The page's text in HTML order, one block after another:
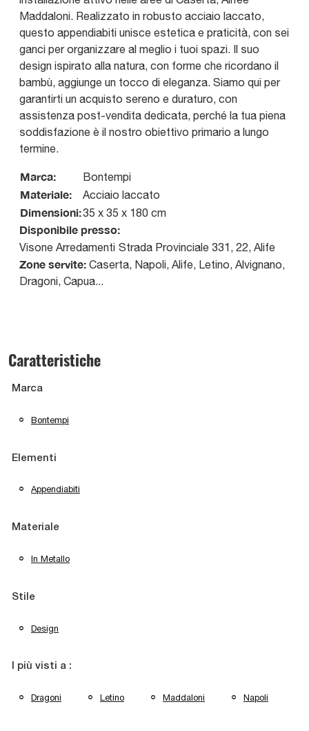
Maddaloni. Realizzato in robusto acciaio laccato,
questo appendiabiti unisce estetica e praticità, con sei
ganci per organizzare al meglio i tuoi spazi. Il suo
design ispirato alla natura, con forme che ricordano il
bambù, aggiunge un tocco di eleganza. Siamo qui per
garantirti un acquisto sereno e duraturo, con
assistenza post-vendita dedicata, perché la tua piena
soddisfazione è il nostro obiettivo primario a lungo
termine.
Marca: Bontempi
Materiale: Acciaio laccato
Dimensioni:35 x 35 x 180 cm
Disponibile presso:
Visone Arredamenti Strada Provinciale 331, 22, Alife
Zone servite: Caserta, Napoli, Alife, Letino, Alvignano,
Dragoni, Capua...
Caratteristiche
Marca
Bontempi
Elementi
Appendiabiti
Materiale
In Metallo
Stile
Design
I più visti a :
Dragoni Letino Maddaloni Napoli